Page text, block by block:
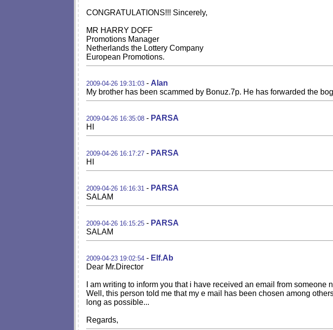
CONGRATULATIONS!!! Sincerely,
MR HARRY DOFF
Promotions Manager
Netherlands the Lottery Company
European Promotions.
2009-04-26 19:31:03 - Alan
My brother has been scammed by Bonuz.7p. He has forwarded the
2009-04-26 16:35:08 - PARSA
HI
2009-04-26 16:17:27 - PARSA
HI
2009-04-26 16:16:31 - PARSA
SALAM
2009-04-26 16:15:25 - PARSA
SALAM
2009-04-23 19:02:54 - Elf.Ab
Dear Mr.Director
I am writing to inform you that i have received an email from
Well, this person told me that my e mail has been chosen among
long as possible...
Regards,